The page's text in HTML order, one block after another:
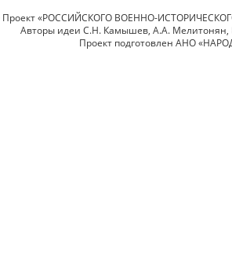
«РОССИЙСКОГО ВОЕННО-
Авторы идеи С.Н. Камышев, А.А. Мелитонян,
Проект подготовлен АНО